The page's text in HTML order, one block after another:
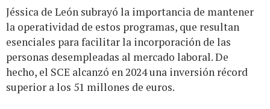
Jéssica de León subrayó la importancia de mantener
la operatividad de estos programas, que resultan
esenciales para facilitar la incorporación de las
personas desempleadas al mercado laboral. De
hecho, el SCE alcanzó en 2024 una inversión récord
superior a los 51 millones de euros.